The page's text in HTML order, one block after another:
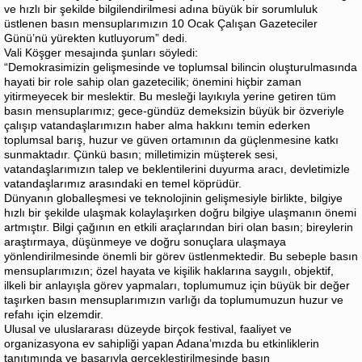
ve hızlı bir şekilde bilgilendirilmesi adına büyük bir sorumluluk
üstlenen basın mensuplarımızın 10 Ocak Çalışan Gazeteciler
Günü’nü yürekten kutluyorum” dedi.
Vali Köşger mesajında şunları söyledi:
“Demokrasimizin gelişmesinde ve toplumsal bilincin oluşturulmasında
hayati bir role sahip olan gazetecilik; önemini hiçbir zaman
yitirmeyecek bir meslektir. Bu mesleği layıkıyla yerine getiren tüm
basın mensuplarımız; gece-gündüz demeksizin büyük bir özveriyle
çalışıp vatandaşlarımızın haber alma hakkını temin ederken
toplumsal barış, huzur ve güven ortamının da güçlenmesine katkı
sunmaktadır. Çünkü basın; milletimizin müşterek sesi,
vatandaşlarımızın talep ve beklentilerini duyurma aracı, devletimizle
vatandaşlarımız arasındaki en temel köprüdür.
Dünyanın globalleşmesi ve teknolojinin gelişmesiyle birlikte, bilgiye
hızlı bir şekilde ulaşmak kolaylaşırken doğru bilgiye ulaşmanın önemi
artmıştır. Bilgi çağının en etkili araçlarından biri olan basın; bireylerin
araştırmaya, düşünmeye ve doğru sonuçlara ulaşmaya
yönlendirilmesinde önemli bir görev üstlenmektedir. Bu sebeple basın
mensuplarımızın; özel hayata ve kişilik haklarına saygılı, objektif,
ilkeli bir anlayışla görev yapmaları, toplumumuz için büyük bir değer
taşırken basın mensuplarımızın varlığı da toplumumuzun huzur ve
refahı için elzemdir.
Ulusal ve uluslararası düzeyde birçok festival, faaliyet ve
organizasyona ev sahipliği yapan Adana’mızda bu etkinliklerin
tanıtımında ve başarıyla gerçekleştirilmesinde basın